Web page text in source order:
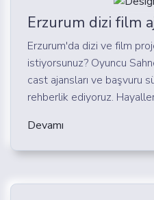
Erzurum dizi film
Erzurum'da dizi ve film
istiyorsunuz? Oyuncu
cast ajansları ve başvuru
rehberlik ediyoruz.
Devamı